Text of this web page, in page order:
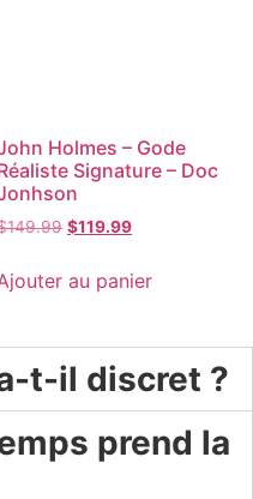
Holmes – Gode
Signature – Doc
149.99 $119.99
au panier
t-il discret ?
prend la